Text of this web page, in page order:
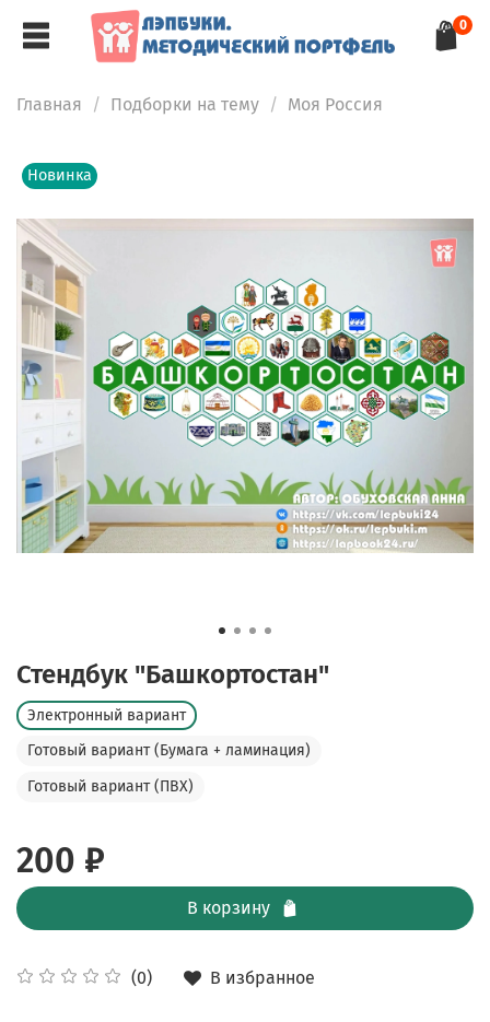
0
Главная Подборки на тему Моя Россия
Новинка
Стендбук "Башкортостан"
(0) В избранное
Электронный вариант
Готовый вариант (Бумага + ламинация)
Готовый вариант (ПВХ)
200 ₽
В корзину